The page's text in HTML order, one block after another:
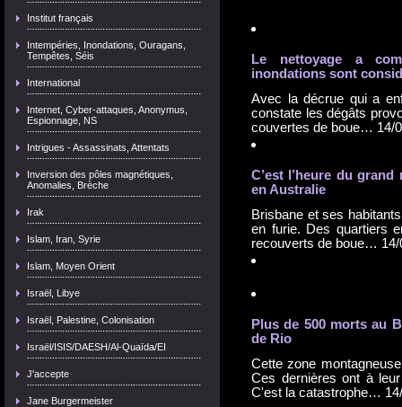
Institut français
Intempéries, Inondations, Ouragans,
Tempêtes, Séis
International
Internet, Cyber-attaques, Anonymus,
Espionnage, NS
Intrigues - Assassinats, Attentats
Inversion des pôles magnétiques,
Anomalies, Brèche
Irak
Islam, Iran, Syrie
Islam, Moyen Orient
Israël, Libye
Israël, Palestine, Colonisation
Israël/ISIS/DAESH/Al-Quaïda/EI
J'accepte
Jane Burgermeister
Le nettoyage a
inondations sont
Avec la décrue qui a
constate les dégâts
couvertes de boue… 14/
C’est l’heure du
en Australie
Brisbane et ses
en furie. Des quartiers
recouverts de boue…
Plus de 500 morts au
de Rio
Cette zone
Ces dernières ont à
C'est la catastrophe…